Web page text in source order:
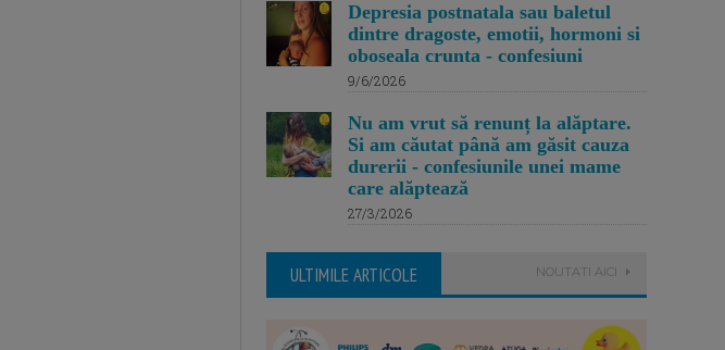
Depresia postnatala sau baletul
dintre dragoste, emotii, hormoni si
oboseala crunta - confesiuni
9/6/2026
Nu am vrut să renunț la alăptare.
Si am căutat până am găsit cauza
durerii - confesiunile unei mame
care alăptează
27/3/2026
ULTIMILE ARTICOLE NOUTATI AICI